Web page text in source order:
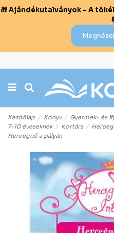
🎁 Ajándékutalványok – A
Kezdőlap Könyv Gyermek- és
7-10 éveseknek
Kortárs
Hercegnő a pályán